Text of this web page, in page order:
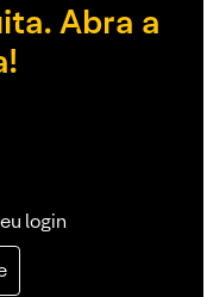
Abra a
login